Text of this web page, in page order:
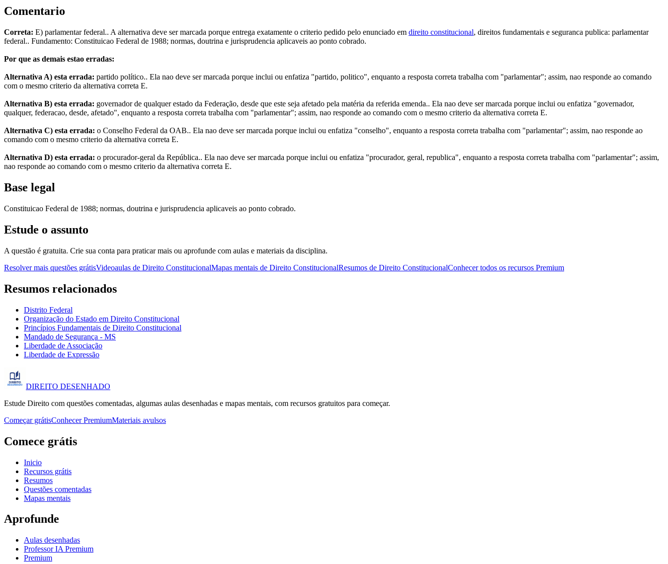
Comentario
Correta: E) parlamentar federal.. A alternativa deve ser marcada porque entrega exatamente o criterio pedido pelo enunciado em direito constitucional, direitos fundamentais e seguranca publica: parlamentar
federal.. Fundamento: Constituicao Federal de 1988; normas, doutrina e jurisprudencia aplicaveis ao ponto cobrado.
Por que as demais estao erradas:
Alternativa A) esta errada: partido político.. Ela nao deve ser marcada porque inclui ou enfatiza "partido, politico", enquanto a resposta correta trabalha com "parlamentar"; assim, nao responde ao comando
com o mesmo criterio da alternativa correta E.
Alternativa B) esta errada: governador de qualquer estado da Federação, desde que este seja afetado pela matéria da referida emenda.. Ela nao deve ser marcada porque inclui ou enfatiza "governador,
qualquer, federacao, desde, afetado", enquanto a resposta correta trabalha com "parlamentar"; assim, nao responde ao comando com o mesmo criterio da alternativa correta E.
Alternativa C) esta errada: o Conselho Federal da OAB.. Ela nao deve ser marcada porque inclui ou enfatiza "conselho", enquanto a resposta correta trabalha com "parlamentar"; assim, nao responde ao
comando com o mesmo criterio da alternativa correta E.
Alternativa D) esta errada: o procurador-geral da República.. Ela nao deve ser marcada porque inclui ou enfatiza "procurador, geral, republica", enquanto a resposta correta trabalha com "parlamentar"; assim,
nao responde ao comando com o mesmo criterio da alternativa correta E.
Base legal
Constituicao Federal de 1988; normas, doutrina e jurisprudencia aplicaveis ao ponto cobrado.
Estude o assunto
A questão é gratuita. Crie sua conta para praticar mais ou aprofunde com aulas e materiais da disciplina.
Resolver mais questões grátisVideoaulas de Direito ConstitucionalMapas mentais de Direito ConstitucionalResumos de Direito ConstitucionalConhecer todos os recursos Premium
Resumos relacionados
Distrito Federal
Organização do Estado em Direito Constitucional
Princípios Fundamentais de Direito Constitucional
Mandado de Segurança - MS
Liberdade de Associação
Liberdade de Expressão
DIREITO DESENHADO
Estude Direito com questões comentadas, algumas aulas desenhadas e mapas mentais, com recursos gratuitos para começar.
Começar grátisConhecer PremiumMateriais avulsos
Comece grátis
Inicio
Recursos grátis
Resumos
Questões comentadas
Mapas mentais
Aprofunde
Aulas desenhadas
Professor IA Premium
Premium